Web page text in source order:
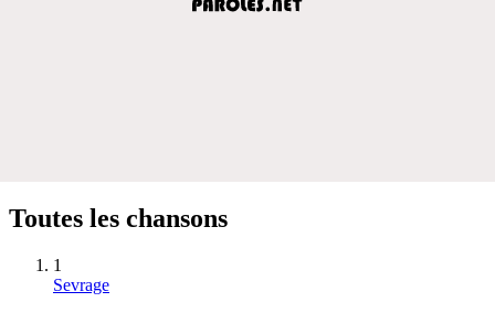
Toutes les chansons
1
Sevrage